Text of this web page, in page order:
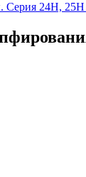
24H,